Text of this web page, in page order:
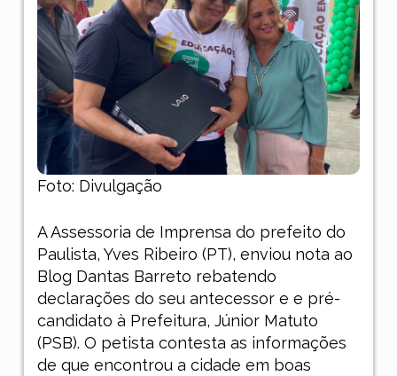
Foto: Divulgação
A Assessoria de Imprensa do prefeito do
Paulista, Yves Ribeiro (PT), enviou nota ao
Blog Dantas Barreto rebatendo
declarações do seu antecessor e e pré-
candidato à Prefeitura, Júnior Matuto
(PSB). O petista contesta as informações
de que encontrou a cidade em boas